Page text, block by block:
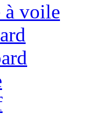
à voile